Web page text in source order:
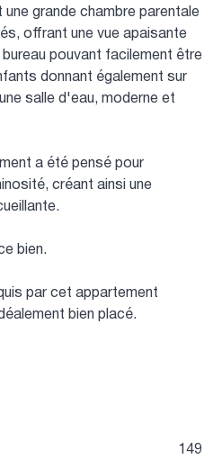
grande chambre parentale
offrant une vue apaisante
pouvant facilement être
donnant également sur
salle d'eau, moderne et
a été pensé pour
créant ainsi une
bien.
par cet appartement
bien placé.
149